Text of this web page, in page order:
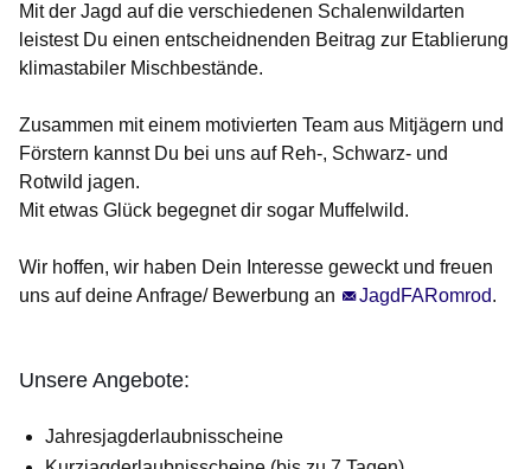
Mit der Jagd auf die verschiedenen Schalenwildarten
leistest Du einen entscheidnenden Beitrag zur Etablierung
klimastabiler Mischbestände.
Zusammen mit einem motivierten Team aus Mitjägern und
Förstern kannst Du bei uns auf Reh-, Schwarz- und
Rotwild jagen.
Mit etwas Glück begegnet dir sogar Muffelwild.
Wir hoffen, wir haben Dein Interesse geweckt und freuen
uns auf deine Anfrage/ Bewerbung an
JagdFARomrod.
Unsere Angebote:
Jahresjagderlaubnisscheine